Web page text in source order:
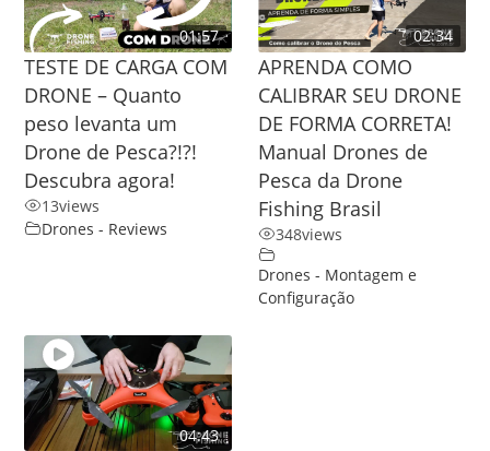
01:57
TESTE DE CARGA COM
DRONE – Quanto
peso levanta um
Drone de Pesca?!?!
Descubra agora!
13views
Drones - Reviews
02:34
APRENDA COMO
CALIBRAR SEU DRONE
DE FORMA CORRETA!
Manual Drones de
Pesca da Drone
Fishing Brasil
348views
Drones - Montagem e
Configuração
04:43